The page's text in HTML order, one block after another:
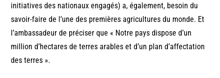
initiatives des nationaux engagés) a, également, besoin du
savoir-faire de l’une des premières agricultures du monde. Et
l’ambassadeur de préciser que « Notre pays dispose d’un
million d’hectares de terres arables et d’un plan d’affectation
des terres ».